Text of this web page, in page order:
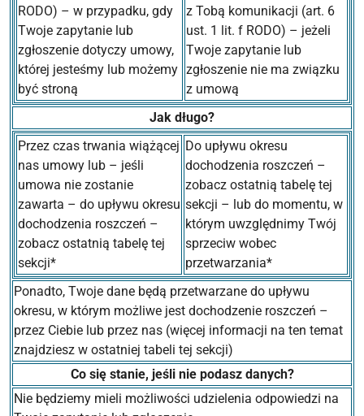
RODO) – w przypadku, gdy
Twoje zapytanie lub
zgłoszenie dotyczy umowy,
której jesteśmy lub możemy
być stroną
z Tobą komunikacji (art. 6
ust. 1 lit. f RODO) – jeżeli
Twoje zapytanie lub
zgłoszenie nie ma związku
z umową
Jak długo?
Przez czas trwania wiążącej
nas umowy lub – jeśli
umowa nie zostanie
zawarta – do upływu okresu
dochodzenia roszczeń –
zobacz ostatnią tabelę tej
sekcji*
Do upływu okresu
dochodzenia roszczeń –
zobacz ostatnią tabelę tej
sekcji – lub do momentu, w
którym uwzględnimy Twój
sprzeciw wobec
przetwarzania*
Ponadto, Twoje dane będą przetwarzane do upływu
okresu, w którym możliwe jest dochodzenie roszczeń –
przez Ciebie lub przez nas (więcej informacji na ten temat
znajdziesz w ostatniej tabeli tej sekcji)
Co się stanie, jeśli nie podasz danych?
Nie będziemy mieli możliwości udzielenia odpowiedzi na